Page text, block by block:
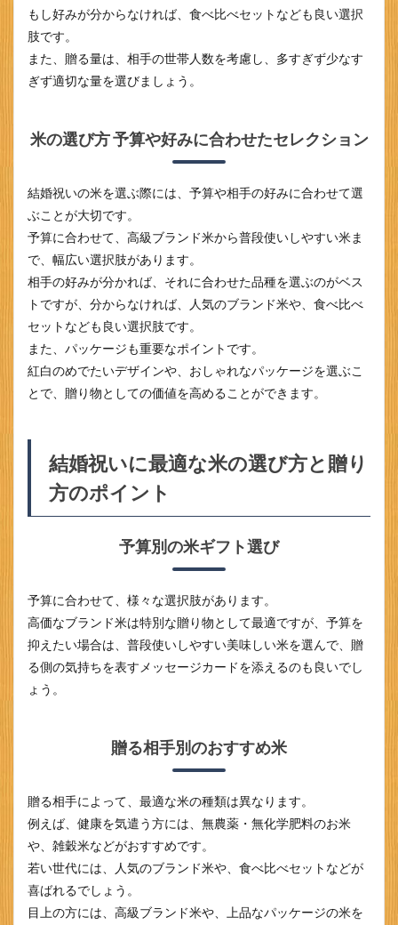
ショ
ン
祝い
米の
選び
方の
ポイ
ント
2.1
予算
別の
米ギ
フト
選び
2.2
贈る
相手
すめ
米
2.3
結婚
渡し
方と
タイ
ミン
もし好みが分からなければ、食べ比べセットなども良い選択
肢です。
また、贈る量は、相手の世帯人数を考慮し、多すぎず少なす
ぎず適切な量を選びましょう。
米の選び方 予算や好みに合わせたセレクション
結婚祝いの米を選ぶ際には、予算や相手の好みに合わせて選
ぶことが大切です。
予算に合わせて、高級ブランド米から普段使いしやすい米ま
で、幅広い選択肢があります。
相手の好みが分かれば、それに合わせた品種を選ぶのがベス
トですが、分からなければ、人気のブランド米や、食べ比べ
セットなども良い選択肢です。
また、パッケージも重要なポイントです。
紅白のめでたいデザインや、おしゃれなパッケージを選ぶこ
とで、贈り物としての価値を高めることができます。
結婚祝いに最適な米の選び方と贈り
方のポイント
予算別の米ギフト選び
予算に合わせて、様々な選択肢があります。
高価なブランド米は特別な贈り物として最適ですが、予算を
抑えたい場合は、普段使いしやすい美味しい米を選んで、贈
る側の気持ちを表すメッセージカードを添えるのも良いでし
ょう。
贈る相手別のおすすめ米
贈る相手によって、最適な米の種類は異なります。
例えば、健康を気遣う方には、無農薬・無化学肥料のお米
や、雑穀米などがおすすめです。
若い世代には、人気のブランド米や、食べ比べセットなどが
喜ばれるでしょう。
目上の方には、高級ブランド米や、上品なパッケージの米を